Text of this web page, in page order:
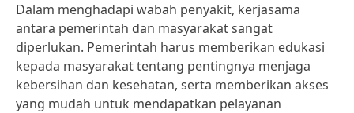
Dalam menghadapi wabah penyakit, kerjasama
antara pemerintah dan masyarakat sangat
diperlukan. Pemerintah harus memberikan edukasi
kepada masyarakat tentang pentingnya menjaga
kebersihan dan kesehatan, serta memberikan akses
yang mudah untuk mendapatkan pelayanan